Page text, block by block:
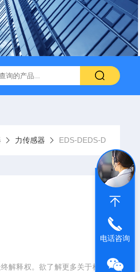
D39-W-CAN物联网称重显示仪表宁波
力传感器 EDS-DEDS-D
解释权。欲了解更多关于柯
电话咨询